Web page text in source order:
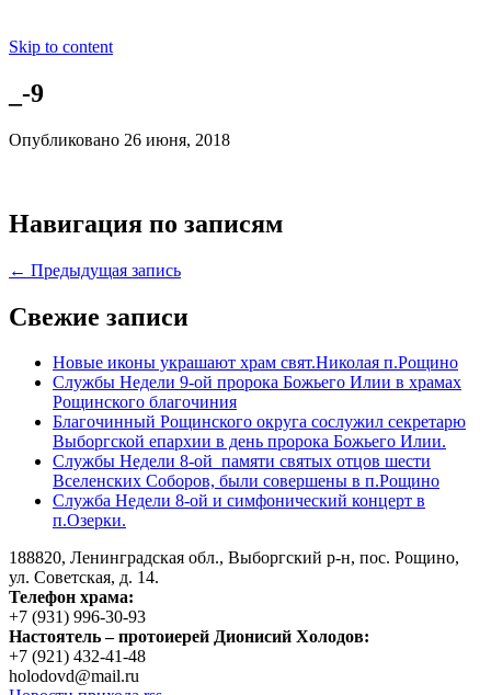
Skip to content
_-9
Опубликовано 26 июня, 2018
Навигация по записям
← Предыдущая запись
Свежие записи
Новые иконы украшают храм свят.Николая п.Рощино
Службы Недели 9-ой пророка Божьего Илии в храмах
Рощинского благочиния
Благочинный Рощинского округа сослужил секретарю
Выборгской епархии в день пророка Божьего Илии.
Службы Недели 8-ой памяти святых отцов шести
Вселенских Соборов, были совершены в п.Рощино
Служба Недели 8-ой и симфонический концерт в
п.Озерки.
188820, Ленинградская обл., Выборгский р-н, пос. Рощино,
ул. Советская, д. 14.
Телефон храма:
+7 (931) 996-30-93
Настоятель – протоиерей Дионисий Холодов:
+7 (921) 432-41-48
holodovd@mail.ru